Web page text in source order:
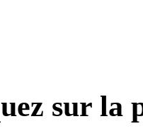
sur la